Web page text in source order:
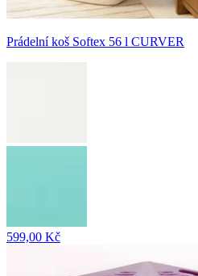
Prádelní koš Softex 56 l CURVER
599,00 Kč